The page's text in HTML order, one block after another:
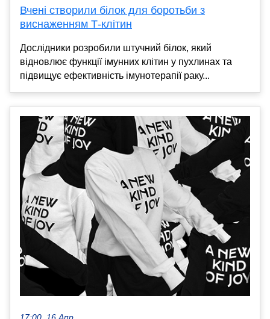
Вчені створили білок для боротьби з
виснаженням Т-клітин
Дослідники розробили штучний білок, який
відновлює функції імунних клітин у пухлинах та
підвищує ефективність імунотерапії раку...